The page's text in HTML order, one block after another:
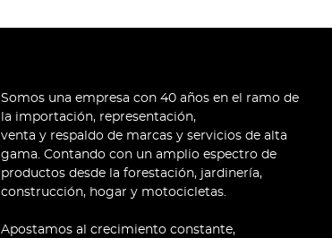
Somos una empresa con 40 años en el ramo de
la importación, representación,
venta y respaldo de marcas y servicios de alta
gama. Contando con un amplio espectro de
productos desde la forestación, jardinería,
construcción, hogar y motocicletas.
Apostamos al crecimiento constante,